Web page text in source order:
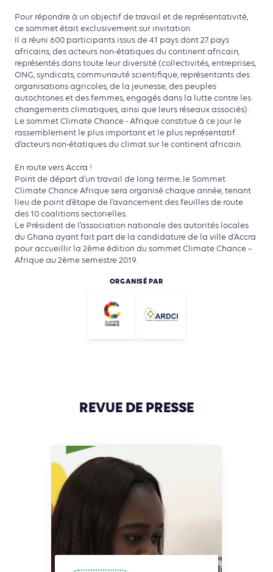
Pour répondre à un objectif de travail et de représentativité,
ce sommet était exclusivement sur invitation.
Il a réuni 600 participants issus de 41 pays dont 27 pays
africains, des acteurs non-étatiques du continent africain,
représentés dans toute leur diversité (collectivités, entreprises,
ONG, syndicats, communauté scientifique, représentants des
organisations agricoles, de la jeunesse, des peuples
autochtones et des femmes, engagés dans la lutte contre les
changements climatiques, ainsi que leurs réseaux associés).
Le sommet Climate Chance - Afrique constitue à ce jour le
rassemblement le plus important et le plus représentatif
d’acteurs non-étatiques du climat sur le continent africain.
En route vers Accra !
Point de départ d’un travail de long terme, le Sommet
Climate Chance Afrique sera organisé chaque année, tenant
lieu de point d’étape de l’avancement des feuilles de route
des 10 coalitions sectorielles.
Le Président de l’association nationale des autorités locales
du Ghana ayant fait part de la candidature de la ville d’Accra
pour accueillir la 2ème édition du sommet Climate Chance –
Afrique au 2ème semestre 2019.
ORGANISÉ PAR
REVUE DE PRESSE